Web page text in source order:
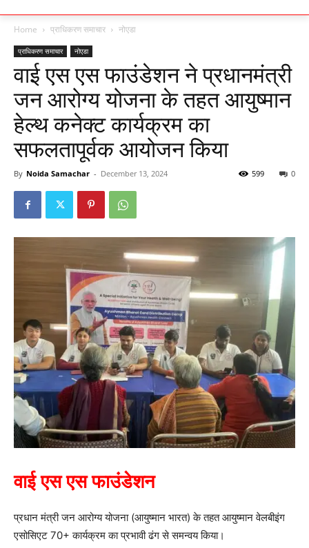
Home प्राधिकरण समाचार नोएडा
प्राधिकरण समाचार नोएडा
वाई एस एस फाउंडेशन ने प्रधानमंत्री
जन आरोग्य योजना के तहत आयुष्मान
हेल्थ कनेक्ट कार्यक्रम का
सफलतापूर्वक आयोजन किया
By Noida Samachar - December 13, 2024 0
599
वाई एस एस फाउंडेशन
प्रधान मंत्री जन आरोग्य योजना (आयुष्मान भारत) के तहत आयुष्मान वेलबीइंग
एसोसिएट 70+ कार्यक्रम का प्रभावी ढंग से समन्वय किया।